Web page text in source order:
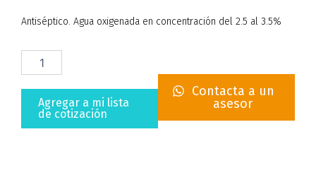
Antiséptico. Agua oxigenada en concentración del 2.5 al 3.5%
AGUA
OXIGENADA
cantidad
Agregar a mi lista
de cotización
Contacta a un
asesor